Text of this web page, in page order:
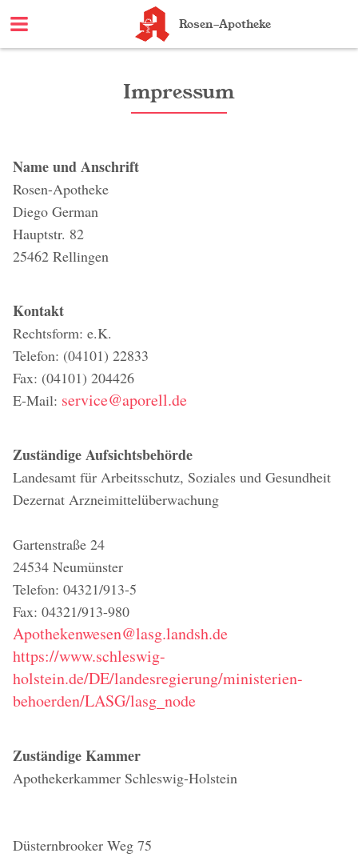
Rosen-Apotheke
Impressum
Name und Anschrift
Rosen-Apotheke
Diego German
Hauptstr. 82
25462 Rellingen
Kontakt
Rechtsform: e.K.
Telefon: (04101) 22833
Fax: (04101) 204426
E-Mail: service@aporell.de
Zuständige Aufsichtsbehörde
Landesamt für Arbeitsschutz, Soziales und Gesundheit
Dezernat Arzneimittelüberwachung
Gartenstraße 24
24534 Neumünster
Telefon: 04321/913-5
Fax: 04321/913-980
Apothekenwesen@lasg.landsh.de
https://www.schleswig-
holstein.de/DE/landesregierung/ministerien-
behoerden/LASG/lasg_node
Zuständige Kammer
Apothekerkammer Schleswig-Holstein
Düsternbrooker Weg 75